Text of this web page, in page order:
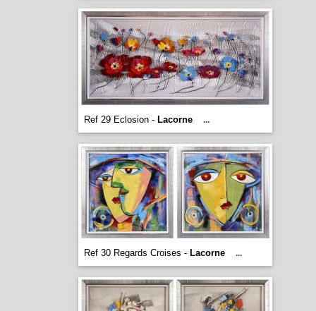
Ref 29 Eclosion - Lacorne ...
Ref 30 Regards Croises - Lacorne ...